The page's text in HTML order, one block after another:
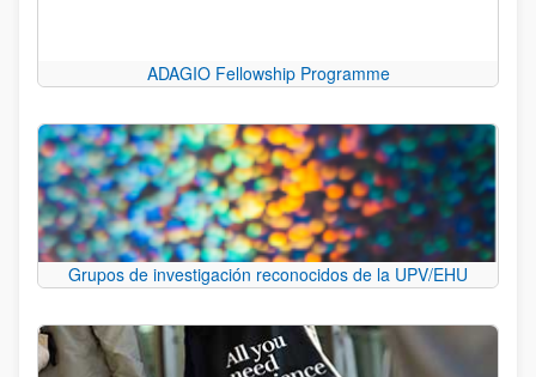
ADAGIO Fellowship Programme
Grupos de investigación reconocidos de la UPV/EHU